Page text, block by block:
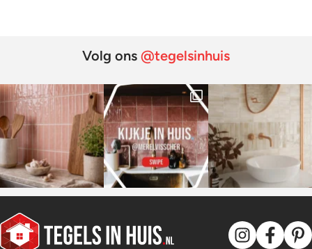
Volg ons @tegelsinhuis